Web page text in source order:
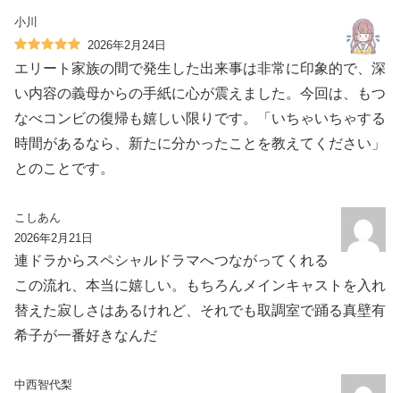
小川
2026年2月24日
エリート家族の間で発生した出来事は非常に印象的で、深
い内容の義母からの手紙に心が震えました。今回は、もつ
なべコンビの復帰も嬉しい限りです。「いちゃいちゃする
時間があるなら、新たに分かったことを教えてください」
とのことです。
こしあん
2026年2月21日
連ドラからスペシャルドラマへつながってくれる
この流れ、本当に嬉しい。もちろんメインキャストを入れ
替えた寂しさはあるけれど、それでも取調室で踊る真壁有
希子が一番好きなんだ️
中西智代梨